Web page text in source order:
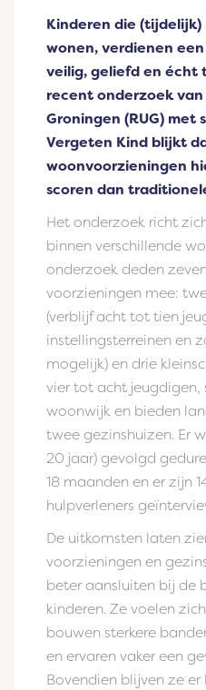
Kinderen die
wonen, verdienen
veilig, geliefd en écht
recentonderzoekvan
Groningen (RUG) met
Vergeten Kind blijkt
woonvoorzieningen
scoren dan
Het onderzoek richt
binnen verschillende
onderzoek deden
voorzieningen mee:
(verblijf acht tot tien
instellingsterreinen en
mogelijk) en drie
vier tot acht jeugdigen,
woonwijk en bieden
twee gezinshuizen. Er
20 jaar) gevolgd
18 maanden en er zijn
hulpverleners
De uitkomsten laten
voorzieningen en
beter aansluiten bij de
kinderen. Ze voelen
bouwen sterkere
en ervaren vaker een
Bovendien blijven ze